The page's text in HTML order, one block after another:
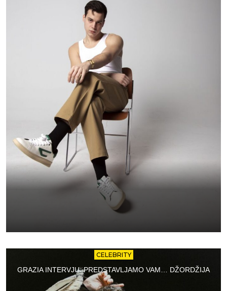
CELEBRITY
GRAZIA INTERVJU: PREDSTAVLJAMO VAM… DŽORDŽIJA